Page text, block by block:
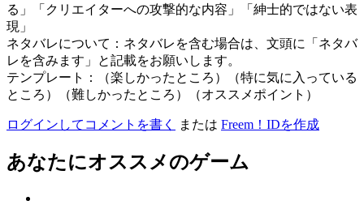
る」「クリエイターへの攻撃的な内容」「紳士的ではない表
現」
ネタバレについて：ネタバレを含む場合は、文頭に「ネタバ
レを含みます」と記載をお願いします。
テンプレート：（楽しかったところ）（特に気に入っている
ところ）（難しかったところ）（オススメポイント）
ログインしてコメントを書く または Freem！IDを作成
あなたにオススメのゲーム